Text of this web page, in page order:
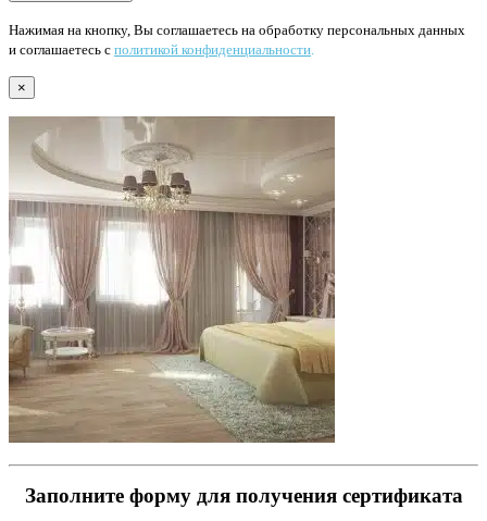
Нажимая на кнопку, Вы соглашаетесь на обработку персональных данных
и соглашаетесь с политикой конфиденциальности.
×
Заполните форму для получения сертификата